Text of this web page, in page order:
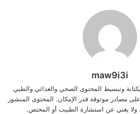
maw9i3i
وتبسيط المحتوى الصحي والغذائي والطبي
على مصادر موثوقة قدر الإمكان. المحتوى المنشور
يغني عن استشارة الطبيب أو المختص.